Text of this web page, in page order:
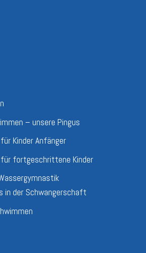
– unsere Pingus
Kinder Anfänger
fortgeschrittene Kinder
in der Schwangerschaft